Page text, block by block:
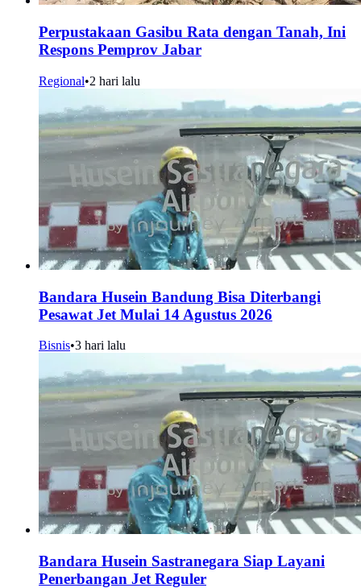
Perpustakaan Gasibu Rata dengan Tanah, Ini
Respons Pemprov Jabar
Regional•2 hari lalu
Bandara Husein Bandung Bisa Diterbangi
Pesawat Jet Mulai 14 Agustus 2026
Bisnis•3 hari lalu
Bandara Husein Sastranegara Siap Layani
Penerbangan Jet Reguler